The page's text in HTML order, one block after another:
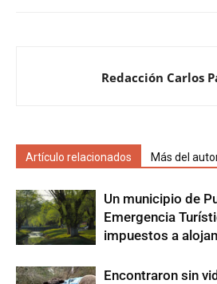
Redacción Carlos
Artículo relacionados Más del
Un municipio de
Emergencia
impuestos a
Encontraron sin